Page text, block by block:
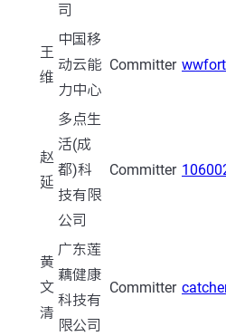
司
王
维
中国移
动云能
力中心
Committer
赵
延
多点生
活(成
都)科
技有限
公司
Committer
黄
文
清
广东莲
藕健康
科技有
限公司
Committer